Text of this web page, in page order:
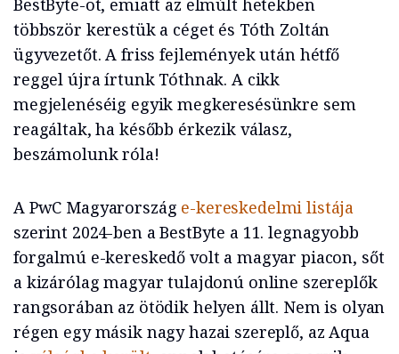
BestByte-ot, emiatt az elmúlt hetekben
többször kerestük a céget és Tóth Zoltán
ügyvezetőt. A friss fejlemények után hétfő
reggel újra írtunk Tóthnak. A cikk
megjelenéséig egyik megkeresésünkre sem
reagáltak, ha később érkezik válasz,
beszámolunk róla!
A PwC Magyarország e-kereskedelmi listája
szerint 2024-ben a BestByte a 11. legnagyobb
forgalmú e-kereskedő volt a magyar piacon, sőt
a kizárólag magyar tulajdonú online szereplők
rangsorában az ötödik helyen állt. Nem is olyan
régen egy másik nagy hazai szereplő, az Aqua